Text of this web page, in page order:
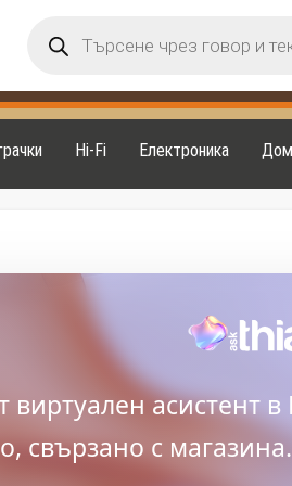
search
Hi-Fi Електроника Дом
виртуален асистент
свързано с